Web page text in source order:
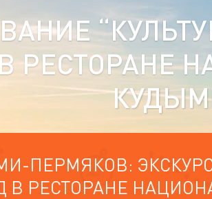
РЕСТОРАНЕ
ПЕРМЯКОВ:
В РЕСТОРАНЕ